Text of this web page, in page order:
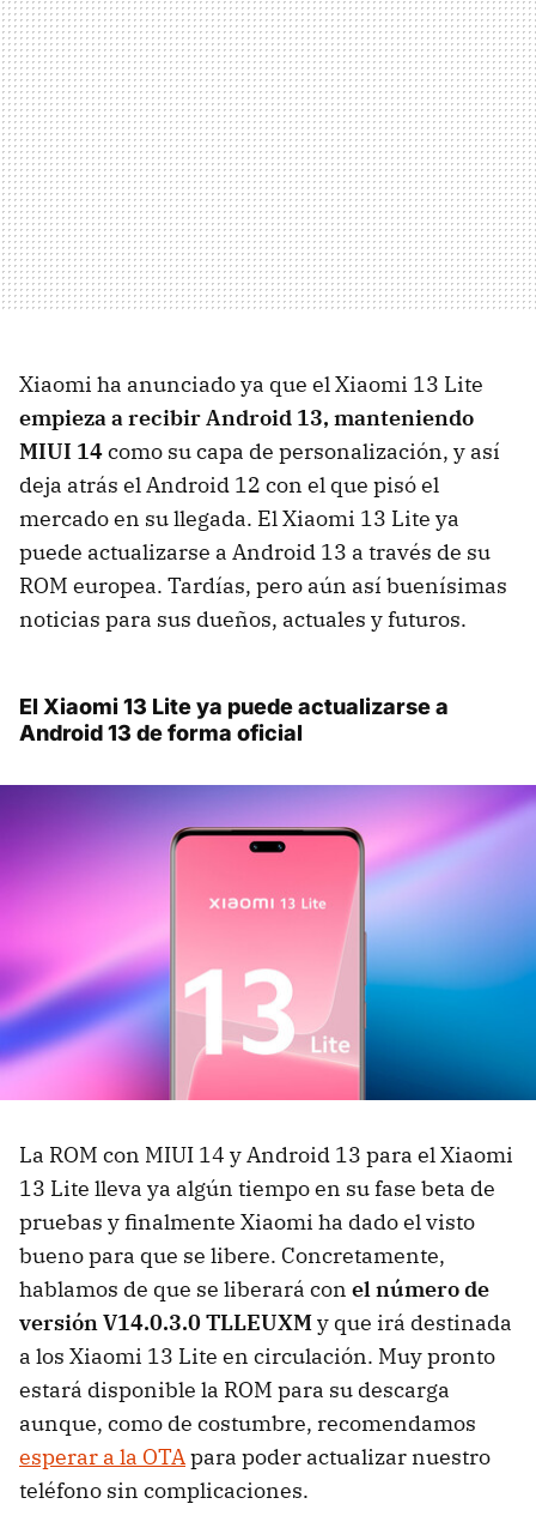
Xiaomi ha anunciado ya que el Xiaomi 13 Lite
empieza a recibir Android 13, manteniendo
MIUI 14como su capa de personalización, y así
deja atrás el Android 12 con el que pisó el
mercado en su llegada. El Xiaomi 13 Lite ya
puede actualizarse a Android 13 a través de su
ROM europea. Tardías, pero aún así buenísimas
noticias para sus dueños, actuales y futuros.
El Xiaomi 13 Lite ya puede actualizarse a
Android 13 de forma oficial
La ROM con MIUI 14 y Android 13 para el Xiaomi
13 Lite lleva ya algún tiempo en su fase beta de
pruebas y finalmente Xiaomi ha dado el visto
bueno para que se libere. Concretamente,
hablamos de que se liberará con el número de
versión V14.0.3.0 TLLEUXMy que irá destinada
a los Xiaomi 13 Lite en circulación. Muy pronto
estará disponible la ROM para su descarga
aunque, como de costumbre, recomendamos
esperar a la OTApara poder actualizar nuestro
teléfono sin complicaciones.